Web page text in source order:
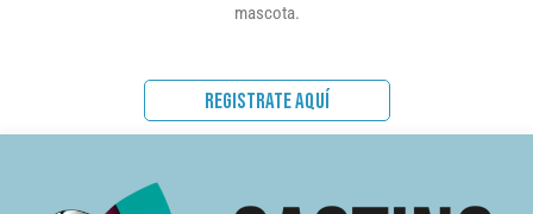
mascota.
REGISTRATE AQUÍ